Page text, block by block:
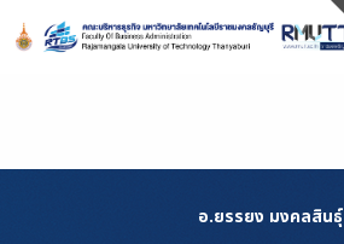
Content
อ.ยรรยง มงคลสินธุ์